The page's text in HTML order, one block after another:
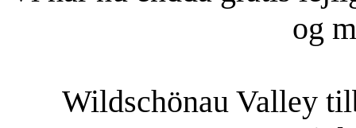
og
Wildschönau Valley